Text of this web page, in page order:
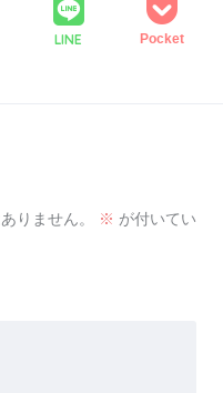
LINE Pocket
りません。 ※ が付いてい